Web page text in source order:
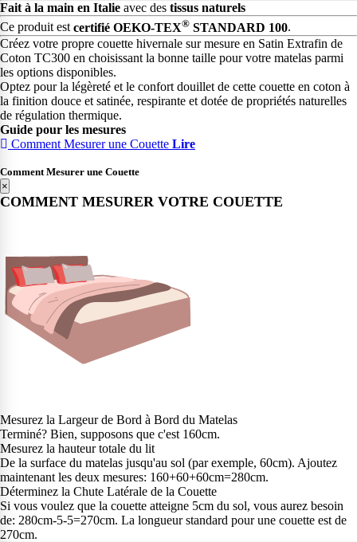
Fait à la main en Italie avec des tissus naturels
Ce produit estcertifié OEKO-TEX® STANDARD 100.
Créez votre propre couette hivernale sur mesure en Satin Extrafin de
Coton TC300 en choisissant la bonne taille pour votre matelas parmi
les options disponibles.
Optez pour la légèreté et le confort douillet de cette couette en coton à
la finition douce et satinée, respirante et dotée de propriétés naturelles
de régulation thermique.
Guide pour les mesures
Comment Mesurer une Couette Lire
Comment Mesurer une Couette
×
COMMENT MESURER VOTRE COUETTE
Mesurez la Largeur de Bord à Bord du Matelas
Terminé? Bien, supposons que c'est 160cm.
Mesurez la hauteur totale du lit
De la surface du matelas jusqu'au sol (par exemple, 60cm). Ajoutez
maintenant les deux mesures: 160+60+60cm=280cm.
Déterminez la Chute Latérale de la Couette
Si vous voulez que la couette atteigne 5cm du sol, vous aurez besoin
de: 280cm-5-5=270cm. La longueur standard pour une couette est de
270cm.